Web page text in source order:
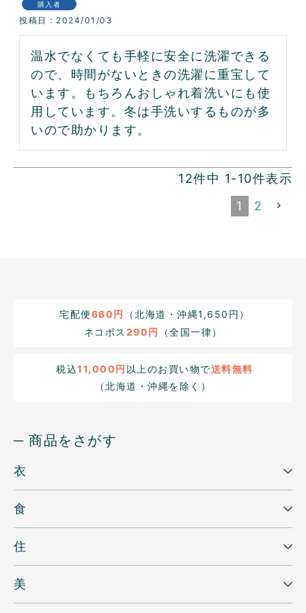
購入者
投稿日 2024/01/03
温水でなくても手軽に安全に洗濯できる
ので、時間がないときの洗濯に重宝して
います。もちろんおしゃれ着洗いにも使
用しています。冬は手洗いするものが多
いので助かります。
12件中 1-10件表示
1
2
宅配便660円
（北海道・沖縄1,650円）
ネコポス 290円 （全国一律）
税込11,000円 以上のお買い物で送料無料
（北海道・沖縄を除く）
─ 商品をさがす
衣
食
住
美